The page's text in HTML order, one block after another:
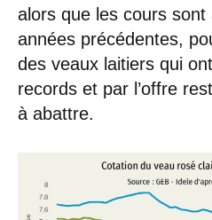
alors que les cours sont
années précédentes,
des veaux laitiers qui
records et par l’offre
à abattre.